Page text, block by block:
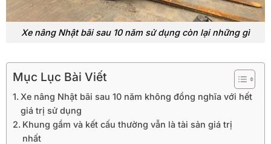
Xe nâng Nhật bãi sau 10 năm sử dụng còn lại những gì
Mục Lục Bài Viết
Xe nâng Nhật bãi sau 10 năm không đồng nghĩa với hết
giá trị sử dụng
Khung gầm và kết cấu thường vẫn là tài sản giá trị
nhất